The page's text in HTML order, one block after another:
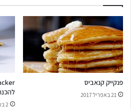
פנקייק קנאביס
21 באפריל 2017
2 במרץ 2025